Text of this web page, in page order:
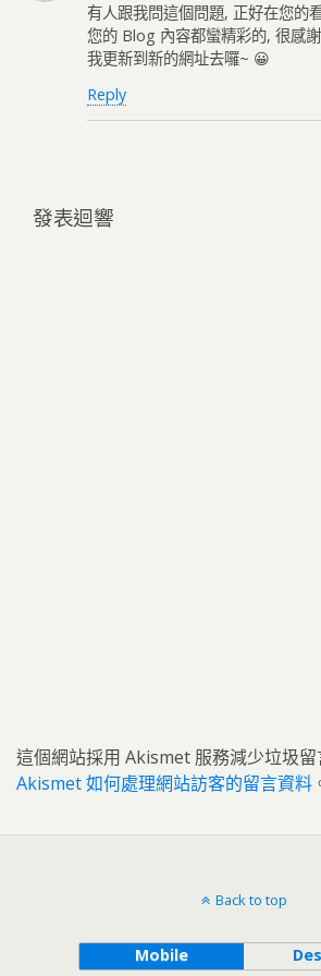
有人跟我問這個問題, 正好在您的
您的 Blog 內容都蠻精彩的, 很感
我更新到新的網址去囉~ 😀
Reply
發表迴響
這個網站採用 Akismet 服務減少垃圾留
Akismet 如何處理網站訪客的留言資料
Back to top
Mobile